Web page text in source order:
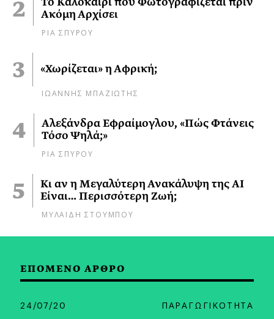
Ακόμη Αρχίσει
ΡΙΑ ΣΠΥΡΟΥ
«Χωρίζεται» η Αφρική;
ΙΩΑΝΝΗΣ ΜΠΑΖΙΩΤΗΣ
Αλεξάνδρα Εφραίμογλου, «Πώς Φτάνεις
Τόσο Ψηλά;»
ΡΙΑ ΣΠΥΡΟΥ
Κι αν η Μεγαλύτερη Ανακάλυψη της AI
Είναι… Περισσότερη Ζωή;
ΜΥΛΑΙΔΗ ΣΤΟΥΜΠΟΥ
ΕΠΟΜΕΝΟ ΑΡΘΡΟ
24/07/20 ΠΑΡΑΓΩΓΙΚΟΤΗΤΑ